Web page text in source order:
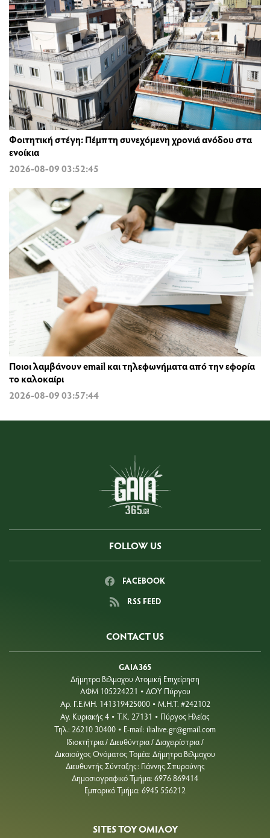
Φοιτητική στέγη: Πέμπτη συνεχόμενη χρονιά ανόδου στα
ενοίκια
2026-08-09 03:52:45
Ποιοι λαμβάνουν email και τηλεφωνήματα από την εφορία
το καλοκαίρι
2026-08-09 03:57:44
FOLLOW US
FACEBOOK
RSS FEED
CONTACT US
GAIA365
Δήμητρα Βέλμαχου Ατομική Επιχείρηση
ΑΦΜ 105224221 • ΔΟΥ Πύργου
Aρ. Γ.Ε.ΜΗ. 141319425000 • Μ.Η.Τ. #242102
Αγ. Κυριακής 4 • Τ.Κ. 27131 • Πύργος Ηλείας
Τηλ.: 26210 30400 • E-mail: ilialive.gr@gmail.com
Ιδιοκτήτρια / Διευθύντρια / Διαχειρίστρια /
Δικαιούχος Ονόματος Τομέα: Δήμητρα Βέλμαχου
Διευθυντής Σύνταξης: Γιάννης Σπυρούνης
Δημοσιογραφικό Τμήμα: 6976 869414
Εμπορικό Τμήμα: 6945 556212
SITES ΤΟΥ ΟΜΙΛΟΥ